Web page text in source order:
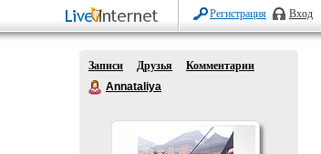
Регистрация Вход
Записи Друзья
Комментарии
Annataliya